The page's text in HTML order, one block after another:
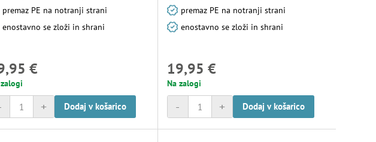
premaz PE na notranji strani
enostavno se zloži in shrani
€
+ Dodaj v košarico
premaz PE na notranji strani
enostavno se zloži in shrani
19,95 €
Na zalogi
+
- Dodaj v košarico